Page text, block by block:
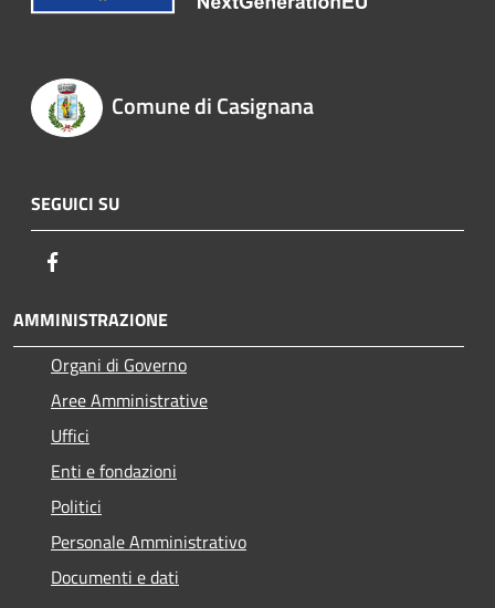
Comune di Casignana
SEGUICI SU
AMMINISTRAZIONE
Organi di Governo
Aree Amministrative
Uffici
Enti e fondazioni
Politici
Personale Amministrativo
Documenti e dati